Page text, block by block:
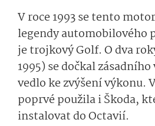
V roce 1993 se tento
legendy automobilového
je trojkový Golf. O dva
1995) se dočkal
vedlo ke zvýšení výkonu.
poprvé použila i Škoda,
instalovat do Octavií.